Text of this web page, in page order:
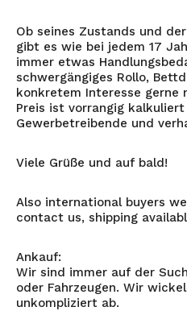
Ob seines Zustands und
gibt es wie bei jedem 17
immer etwas
schwergängiges Rollo,
konkretem Interesse gerne
Preis ist vorrangig
Gewerbetreibende und
Viele Grüße und auf bald!
Also international buyers
contact us, shipping
Ankauf:
Wir sind immer auf der
oder Fahrzeugen. Wir
unkompliziert ab.